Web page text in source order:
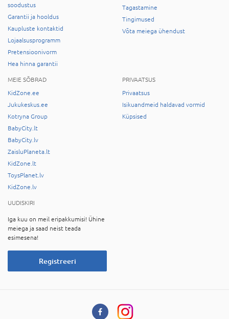
soodustus
Garantii ja hooldus
Kaupluste kontaktid
Lojaalsusprogramm
Pretensioonivorm
Hea hinna garantii
Tagastamine
Tingimused
Võta meiega ühendust
MEIE SÕBRAD
KidZone.ee
Jukukeskus.ee
Kotryna Group
BabyCity.lt
BabyCity.lv
ZaisluPlaneta.lt
KidZone.lt
ToysPlanet.lv
KidZone.lv
PRIVAATSUS
Privaatsus
Isikuandmeid haldavad vormid
Küpsised
UUDISKIRI
Iga kuu on meil eripakkumisi! Ühine
meiega ja saad neist teada
esimesena!
Registreeri